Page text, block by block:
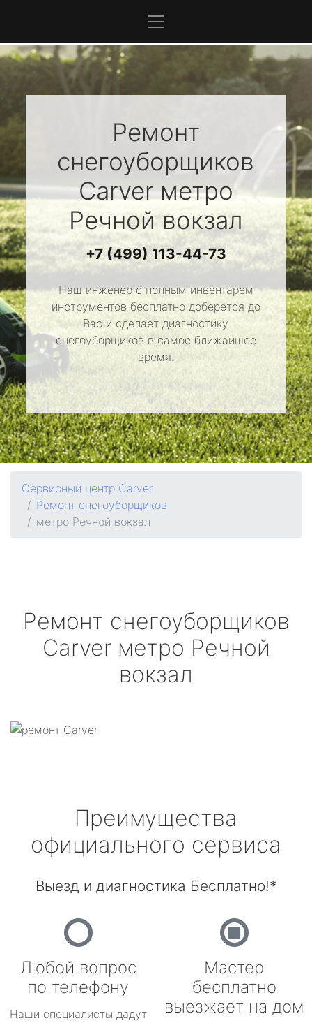
Ремонт
снегоуборщиков
Carverметро
Речной вокзал
+7 (499) 113-44-73
Наш инженер с полным инвентарем
инструментов бесплатно доберется до
Вас и сделает диагностику
снегоуборщиков в самое ближайшее
время.
Сервисный центр Carver
Ремонт снегоуборщиков
метро Речной вокзал
Ремонт снегоуборщиков
Carver метро Речной
вокзал
Преимущества
официального сервиса
Выезд и диагностика Бесплатно!*
Любой вопрос
по телефону
Наши специалисты дадут
Мастер
бесплатно
выезжает на дом